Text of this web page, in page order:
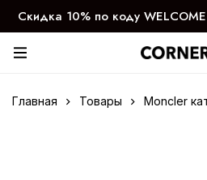
Скидка 10% по коду
дня
Главная Товары Moncler